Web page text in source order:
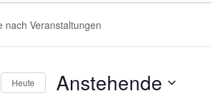
Heute Anstehende